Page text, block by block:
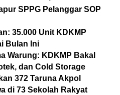
SPPG Pelanggar SOP
35.000 Unit KDKMP
Bulan Ini
Warung: KDKMP Bakal
dan Cold Storage
372 Taruna Akpol
di 73 Sekolah Rakyat